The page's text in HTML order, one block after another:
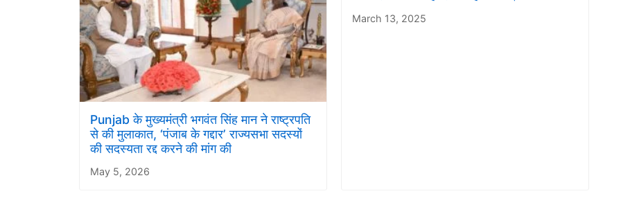
Punjab के मुख्यमंत्री भगवंत सिंह मान ने राष्ट्रपति
से की मुलाकात, ‘पंजाब के गद्दार’ राज्यसभा सदस्यों
की सदस्यता रद्द करने की मांग की
May 5, 2026
March 13, 2025